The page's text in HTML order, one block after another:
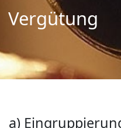
Vergütung
a)